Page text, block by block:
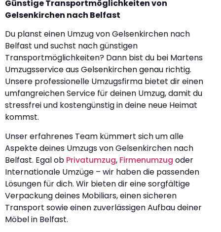
Günstige Transportmöglichkeiten von
Gelsenkirchen nach Belfast
Du planst einen Umzug von Gelsenkirchen nach
Belfast und suchst nach günstigen
Transportmöglichkeiten? Dann bist du bei Martens
Umzugsservice aus Gelsenkirchen genau richtig.
Unsere professionelle Umzugsfirma bietet dir einen
umfangreichen Service für deinen Umzug, damit du
stressfrei und kostengünstig in deine neue Heimat
kommst.
Unser erfahrenes Team kümmert sich um alle
Aspekte deines Umzugs von Gelsenkirchen nach
Belfast. Egal ob Privatumzug, Firmenumzug oder
Internationale Umzüge – wir haben die passenden
Lösungen für dich. Wir bieten dir eine sorgfältige
Verpackung deines Mobiliars, einen sicheren
Transport sowie einen zuverlässigen Aufbau deiner
Möbel in Belfast.